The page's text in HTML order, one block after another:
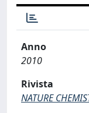
Anno
2010
Rivista
NATURE